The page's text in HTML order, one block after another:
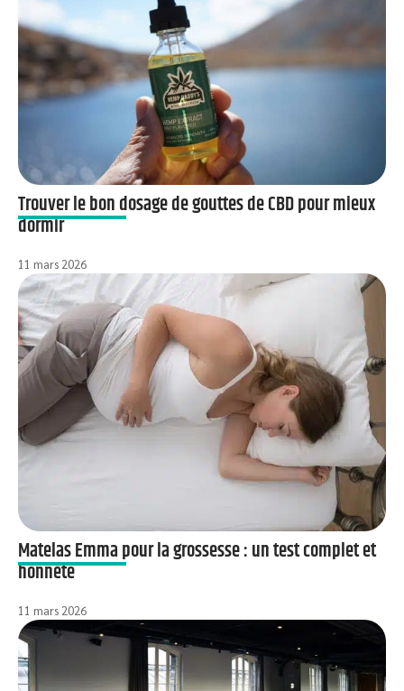
Trouver le bon dosage de gouttes de CBD pour mieux
dormir
11 mars 2026
Matelas Emma pour la grossesse : un test complet et
honnête
11 mars 2026